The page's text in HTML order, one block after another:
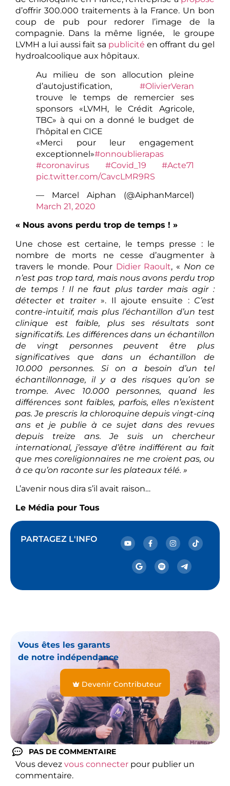
d’offrir 300.000 traitements à la France. Un bon
coup de pub pour redorer l’image de la
compagnie. Dans la même lignée, le groupe
LVMH a lui aussi fait sa publicité en offrant du gel
hydroalcoolique aux hôpitaux.
Au milieu de son allocution pleine
d’autojustification, #OlivierVeran
trouve le temps de remercier ses
sponsors «LVMH, le Crédit Agricole,
TBC» à qui on a donné le budget de
l’hôpital en CICE
«Merci pour leur engagement
exceptionnel»#onnoublierapas
#coronavirus
#Covid_19
#Acte71
pic.twitter.com/CavcLMR9RS
— Marcel Aiphan (@AiphanMarcel)
March 21, 2020
« Nous avons perdu trop de temps ! »
Une chose est certaine, le temps presse : le
nombre de morts ne cesse d’augmenter à
travers le monde. Pour Didier Raoult, « Non ce
n’est pas trop tard, mais nous avons perdu trop
de temps ! Il ne faut plus tarder mais agir :
détecter et traiter». Il ajoute ensuite : C’est
contre-intuitif, mais plus l’échantillon d’un test
clinique est faible, plus ses résultats sont
significatifs. Les différences dans un échantillon
de vingt personnes peuvent être plus
significatives que dans un échantillon de
10.000 personnes. Si on a besoin d’un tel
échantillonnage, il y a des risques qu’on se
trompe. Avec 10.000 personnes, quand les
différences sont faibles, parfois, elles n’existent
pas. Je prescris la chloroquine depuis vingt-cinq
ans et je publie à ce sujet dans des revues
depuis treize ans. Je suis un chercheur
international, j’essaye d’être indifférent au fait
que mes coreligionnaires ne me croient pas, ou
à ce qu’on raconte sur les plateaux télé. »
L’avenir nous dira s’il avait raison…
Le Média pour Tous
PARTAGEZ L'INFO
Vous êtes les garants
de notre indépendance
Devenir Contributeur
PAS DE COMMENTAIRE
Vous devez vous connecter pour publier un
commentaire.